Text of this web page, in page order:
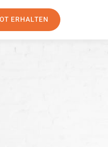
ERHALTEN